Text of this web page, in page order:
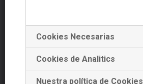
+34 881 978 488
Cookies Necesarias
Cookies de Analitics
Nuestra política de Cookies